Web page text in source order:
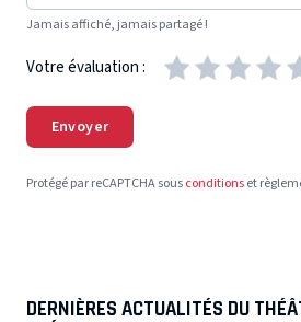
Jamais affiché, jamais partagé !
Votre évaluation :
Envoyer
Protégé par reCAPTCHA sousconditionset
DERNIÈRES ACTUALITÉS DU